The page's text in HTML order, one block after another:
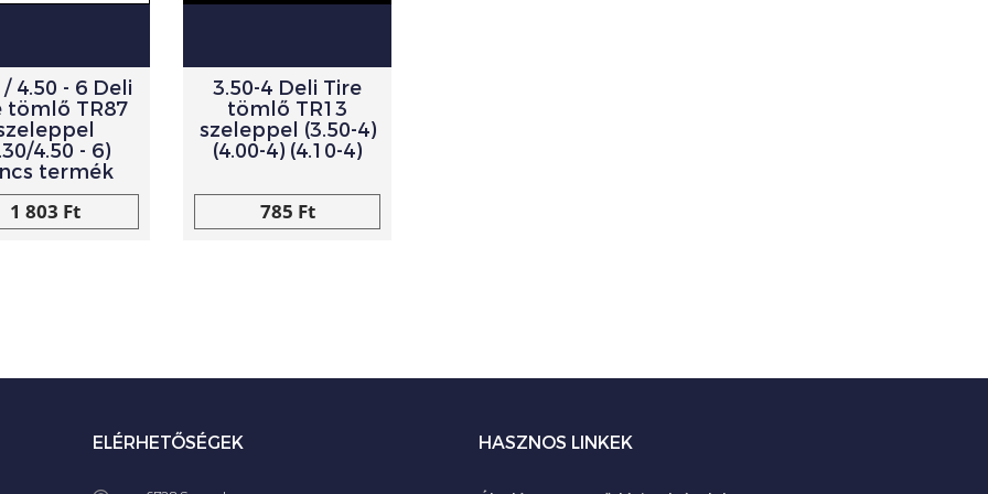
/ 4.50 - 6 Deli
tömlő TR87
4.50 - 6)
termék
1 803 Ft
3.50-4 Deli Tire
tömlő TR13
szeleppel (3.50-4)
(4.00-4) (4.10-4)
785 Ft
ELÉRHETŐSÉGEK HASZNOS LINKEK